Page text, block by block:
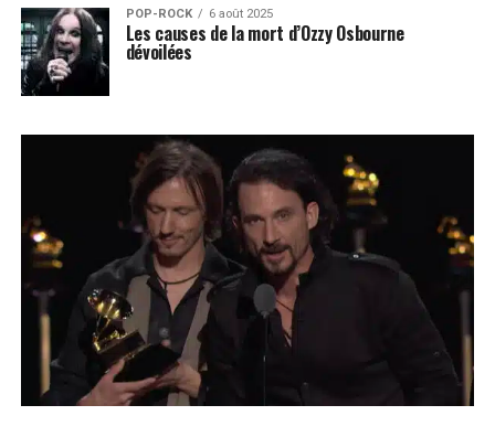
POP-ROCK 6 août 2025
Les causes de la mort d’Ozzy Osbourne
dévoilées